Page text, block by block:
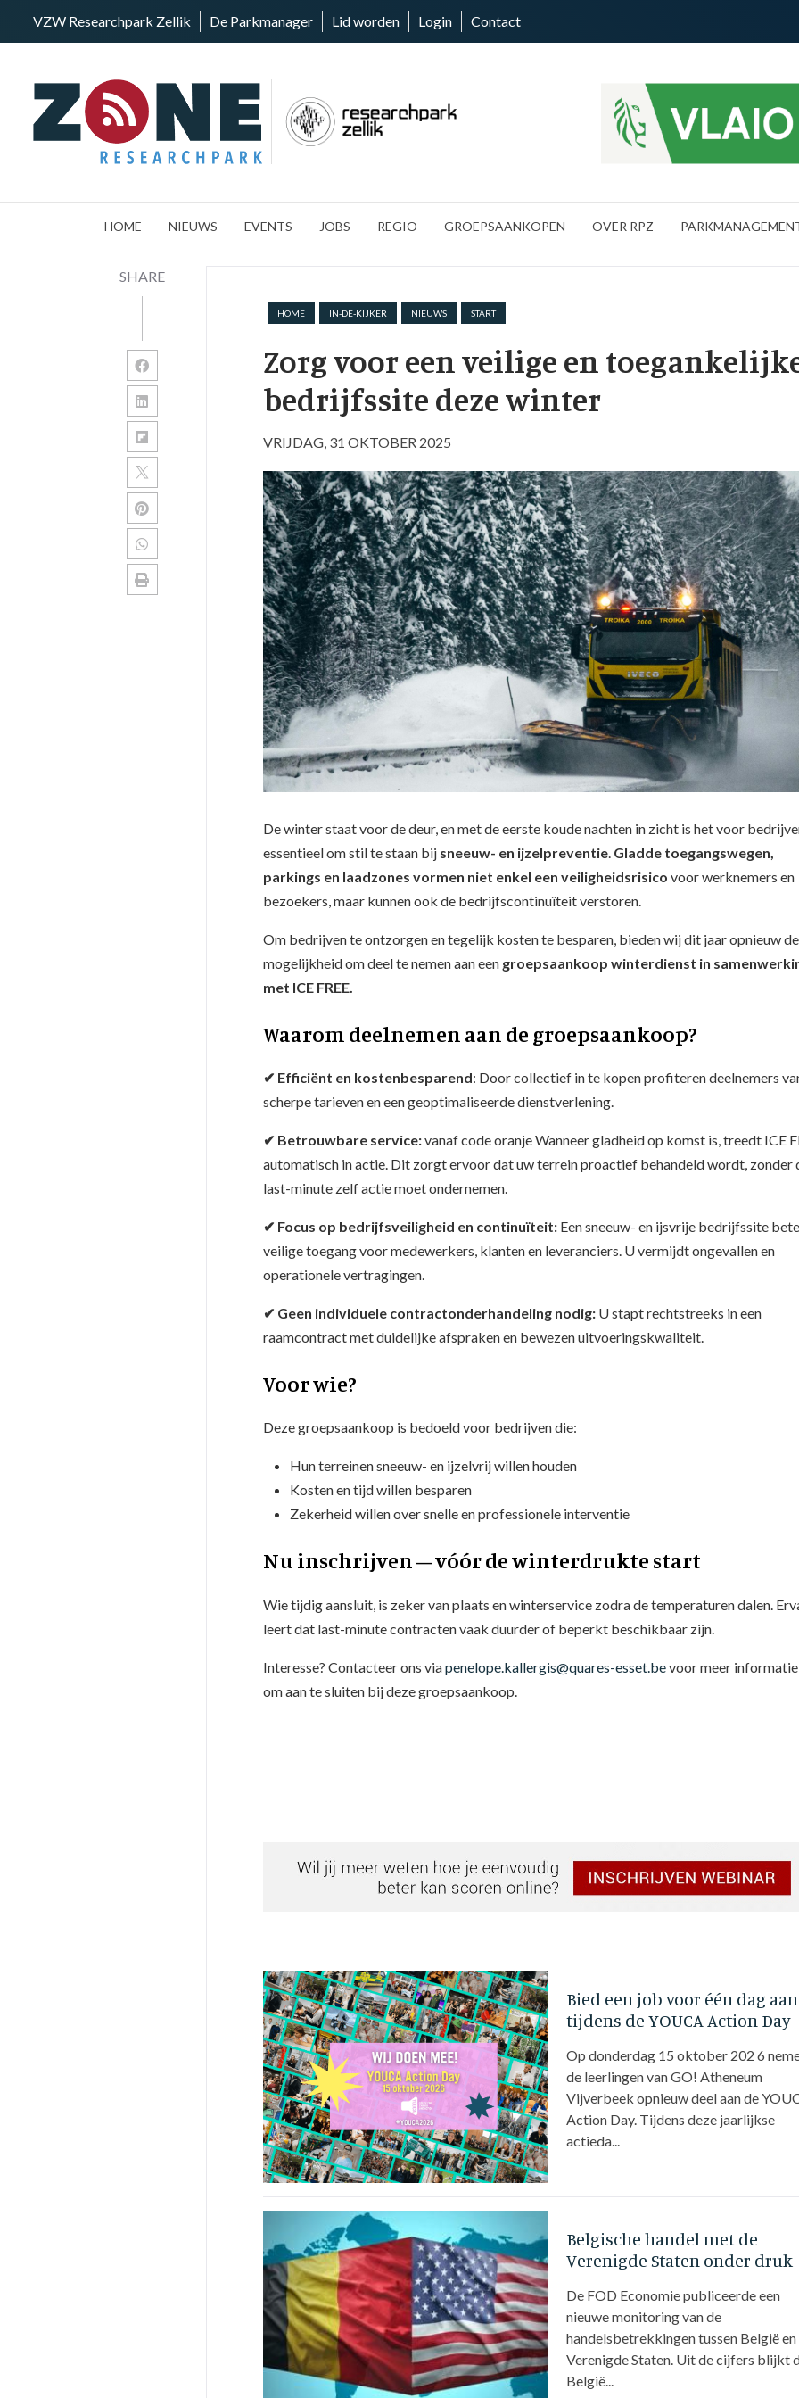
VZW Researchpark Zellik De Parkmanager Lid worden Login Contact
HOME NIEUWS EVENTS JOBS REGIO GROEPSAANKOPEN OVER RPZ
SHARE
HOME IN-DE-KIJKER NIEUWS START
Zorg voor een veilige en
bedrijfssite deze winter
VRIJDAG, 31 OKTOBER 2025
De winter staat voor de deur, en met de eerste koude nachten in zicht is het voor
essentieel om stil te staan bij sneeuw- en ijzelpreventie. Gladde toegangswegen,
parkings en laadzones vormen niet enkel een veiligheidsrisico voor werknemers en
bezoekers, maar kunnen ook de bedrijfscontinuïteit verstoren.
Om bedrijven te ontzorgen en tegelijk kosten te besparen, bieden wij dit jaar opnieuw de
mogelijkheid om deel te nemen aan een groepsaankoop winterdienst in
met ICE FREE.
Waarom deelnemen aan de groepsaankoop?
✔ Efficiënt en kostenbesparend: Door collectief in te kopen profiteren deelnemers
scherpe tarieven en een geoptimaliseerde dienstverlening.
✔ Betrouwbare service:vanaf code oranje Wanneer gladheid op komst is, treedt ICE
automatisch in actie. Dit zorgt ervoor dat uw terrein proactief behandeld wordt, zonder
last-minute zelf actie moet ondernemen.
✔ Focus op bedrijfsveiligheid en continuïteit: Een sneeuw- en ijsvrije bedrijfssite
veilige toegang voor medewerkers, klanten en leveranciers. U vermijdt ongevallen en
operationele vertragingen.
✔ Geen individuele contractonderhandeling nodig: U stapt rechtstreeks in een
raamcontract met duidelijke afspraken en bewezen uitvoeringskwaliteit.
Voor wie?
Deze groepsaankoop is bedoeld voor bedrijven die:
Hun terreinen sneeuw- en ijzelvrij willen houden
Kosten en tijd willen besparen
Zekerheid willen over snelle en professionele interventie
Nu inschrijven – vóór de winterdrukte start
Wie tijdig aansluit, is zeker van plaats en winterservice zodra de temperaturen dalen.
leert dat last-minute contracten vaak duurder of beperkt beschikbaar zijn.
Interesse? Contacteer ons viapenelope.kallergis@quares-esset.bevoor meer
om aan te sluiten bij deze groepsaankoop.
Bied een job voor één dag aan
tijdens de YOUCA Action Day
Op donderdag 15 oktober 202 6
de leerlingen van GO! Atheneum
Vijverbeek opnieuw deel aan de
Action Day. Tijdens deze jaarlijkse
actieda...
Belgische handel met de
Verenigde Staten onder druk
De FOD Economie publiceerde een
nieuwe monitoring van de
handelsbetrekkingen tussen België en
Verenigde Staten. Uit de cijfers blijkt
België...